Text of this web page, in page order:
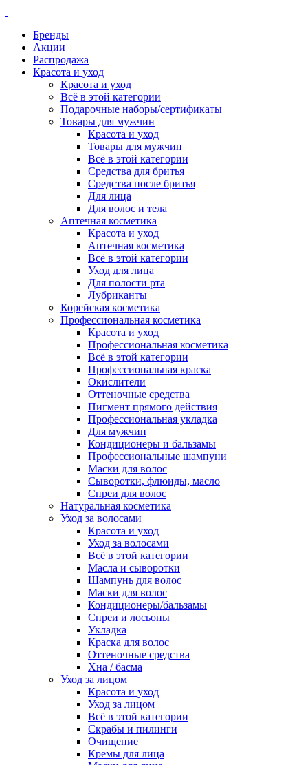
Бренды
Акции
Распродажа
Красота и уход
Красота и уход
Всё в этой категории
Подарочные наборы/сертификаты
Товары для мужчин
Красота и уход
Товары для мужчин
Всё в этой категории
Средства для бритья
Средства после бритья
Для лица
Для волос и тела
Аптечная косметика
Красота и уход
Аптечная косметика
Всё в этой категории
Уход для лица
Для полости рта
Лубриканты
Корейская косметика
Профессиональная косметика
Красота и уход
Профессиональная косметика
Всё в этой категории
Профессиональная краска
Окислители
Оттеночные средства
Пигмент прямого действия
Профессиональная укладка
Для мужчин
Кондиционеры и бальзамы
Профессиональные шампуни
Маски для волос
Сыворотки, флюиды, масло
Спреи для волос
Натуральная косметика
Уход за волосами
Красота и уход
Уход за волосами
Всё в этой категории
Масла и сыворотки
Шампунь для волос
Маски для волос
Кондиционеры/бальзамы
Спреи и лосьоны
Укладка
Краска для волос
Оттеночные средства
Хна / басма
Уход за лицом
Красота и уход
Уход за лицом
Всё в этой категории
Скрабы и пилинги
Очищение
Кремы для лица